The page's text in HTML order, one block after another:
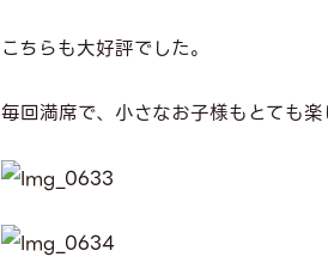
こちらも大好評でした。
毎回満席で、小さなお子様もとても楽